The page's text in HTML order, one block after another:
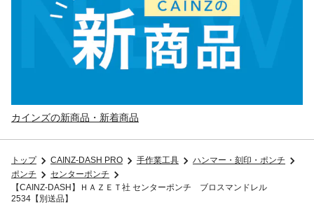
カインズの新商品・新着商品
トップ CAINZ-DASH PRO 手作業工具
ハンマー・刻印・ポンチ
ポンチ
センターポンチ
【CAINZ-DASH】ＨＡＺＥＴ社 センターポンチ ブロスマンドレル
2534【別送品】